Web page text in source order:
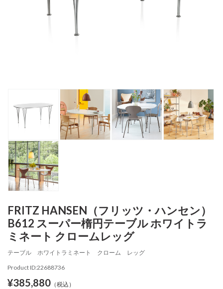
FRITZ HANSEN（フリッツ・ハンセン）
B612 スーパー楕円テーブル ホワイトラ
ミネート クロームレッグ
テーブル ホワイトラミネート クローム レッグ
Product ID:22688736
¥385,880 （税込）